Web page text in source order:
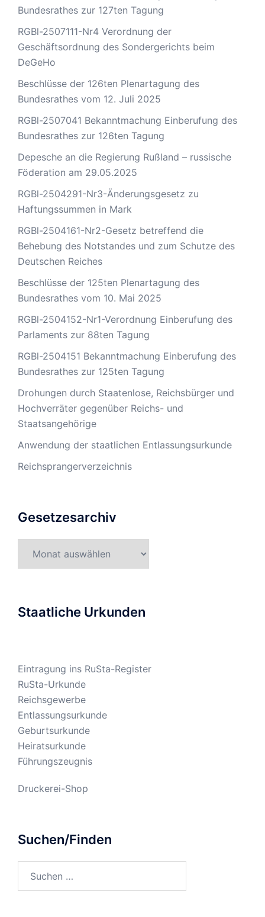
Bundesrathes zur 127ten Tagung
RGBl-2507111-Nr4 Verordnung der
Geschäftsordnung des Sondergerichts beim
DeGeHo
Beschlüsse der 126ten Plenartagung des
Bundesrathes vom 12. Juli 2025
RGBl-2507041 Bekanntmachung Einberufung des
Bundesrathes zur 126ten Tagung
Depesche an die Regierung Rußland – russische
Föderation am 29.05.2025
RGBl-2504291-Nr3-Änderungsgesetz zu
Haftungssummen in Mark
RGBl-2504161-Nr2-Gesetz betreffend die
Behebung des Notstandes und zum Schutze des
Deutschen Reiches
Beschlüsse der 125ten Plenartagung des
Bundesrathes vom 10. Mai 2025
RGBl-2504152-Nr1-Verordnung Einberufung des
Parlaments zur 88ten Tagung
RGBl-2504151 Bekanntmachung Einberufung des
Bundesrathes zur 125ten Tagung
Drohungen durch Staatenlose, Reichsbürger und
Hochverräter gegenüber Reichs- und
Staatsangehörige
Anwendung der staatlichen Entlassungsurkunde
Reichsprangerverzeichnis
Gesetzesarchiv
Staatliche Urkunden
Eintragung ins RuSta-Register
RuSta-Urkunde
Reichsgewerbe
Entlassungsurkunde
Geburtsurkunde
Heiratsurkunde
Führungszeugnis
Druckerei-Shop
Suchen/Finden
nach: